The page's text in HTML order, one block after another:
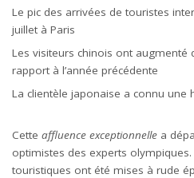
Le pic des arrivées de touristes
juillet à Paris
Les visiteurs chinois ont augmenté
rapport à l’année précédente
La clientèle japonaise a connu une
Cette affluence exceptionnelle a
optimistes des experts
touristiques ont été mises à rude